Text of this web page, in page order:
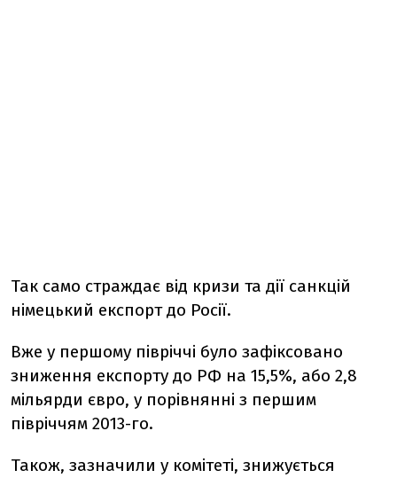
Так само страждає від кризи та дії санкцій
німецький експорт до Росії.
Вже у першому півріччі було зафіксовано
зниження експорту до РФ на 15,5%, або 2,8
мільярди євро, у порівнянні з першим
півріччям 2013-го.
Також, зазначили у комітеті, знижується